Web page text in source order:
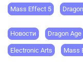
Mass Effect 5
Новости Dragon Age
Electronic Arts Mass